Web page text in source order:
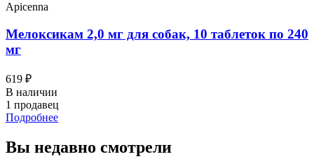
Apicenna
Мелоксикам 2,0 мг для собак, 10 таблеток по 240
мг
619 ₽
В наличии
1 продавец
Подробнее
Вы недавно смотрели